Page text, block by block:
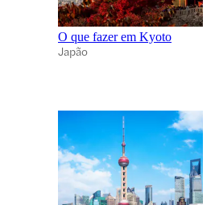
O que fazer em Kyoto
Japão